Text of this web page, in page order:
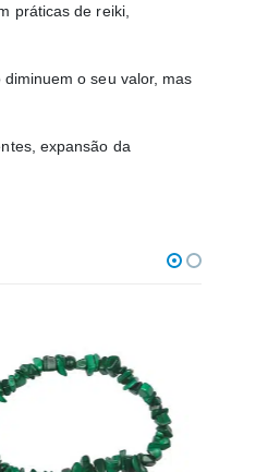
práticas de reiki,
o seu valor, mas
expansão da